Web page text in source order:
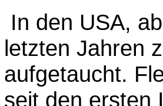
In den USA,
letzten Jahren
aufgetaucht.
seit den ersten